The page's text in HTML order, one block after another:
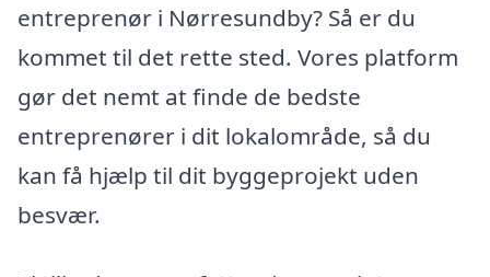
entreprenør i Nørresundby? Så er du
kommet til det rette sted. Vores platform
gør det nemt at finde de bedste
entreprenører i dit lokalområde, så du
kan få hjælp til dit byggeprojekt uden
besvær.